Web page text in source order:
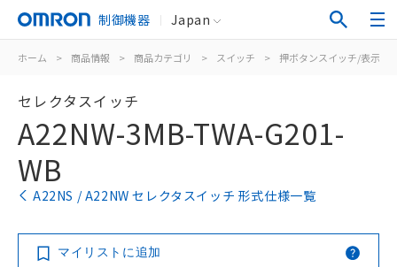
制御機器 Japan
ホーム > 商品情報 > 商品カテゴリ > スイッチ > 押ボタンスイッチ/表示灯
セレクタスイッチ
A22NW-3MB-TWA-G201-
WB
A22NS / A22NW セレクタスイッチ 形式仕様一覧
マイリストに追加